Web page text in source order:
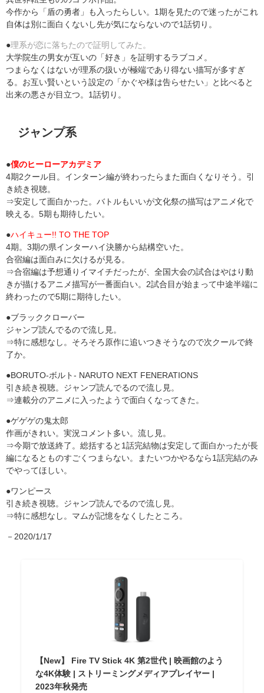
今作から「盾の勇者」も入ったらしい。1期を見たので迷ったがこれ
自体は別に面白くないし先が気にならないので1話切り。
●理系が恋に落ちたので証明してみた。
大学院生の男女が互いの「好き」を証明するラブコメ。
つまらなくはないが理系の扱いが極端であり得ない描写が多すぎ
る。お互い賢いという設定の「かぐや様は告らせたい」と比べると
出来の悪さが目立つ。1話切り。
ジャンプ系
●僕のヒーローアカデミア
4期2クール目。インターン編が終わったらまた面白くなりそう。引
き続き視聴。
⇒安定して面白かった。バトルもいいが文化祭の描写はアニメ化で
映える。5期も期待したい。
●ハイキュー!! TO THE TOP
4期。3期の県インターハイ決勝から結構空いた。
合宿編は面白みに欠けるが見る。
⇒合宿編は予想通りイマイチだったが、全国大会の試合はやはり動
きが描けるアニメ描写が一番面白い。2試合目が始まって中途半端に
終わったので5期に期待したい。
●ブラッククローバー
ジャンプ読んでるので流し見。
⇒特に感想なし。そろそろ原作に追いつきそうなので次クールで終
了か。
●BORUTO-ボルト- NARUTO NEXT FENERATIONS
引き続き視聴。ジャンプ読んでるので流し見。
⇒連載分のアニメに入ったようで面白くなってきた。
●ゲゲゲの鬼太郎
作画がきれい。実況コメント多い。流し見。
⇒今期で放送終了。総括すると1話完結物は安定して面白かったが長
編になるとものすごくつまらない。またいつかやるなら1話完結のみ
でやってほしい。
●ワンピース
引き続き視聴。ジャンプ読んでるので流し見。
⇒特に感想なし。マムが記憶をなくしたところ。
－2020/1/17
【New】 Fire TV Stick 4K 第2世代 | 映画館のよう
な4K体験 | ストリーミングメディアプレイヤー |
2023年秋発売